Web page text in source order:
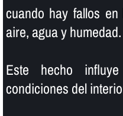
cuando hay fallos
aire, agua y humedad.
Este hecho
condiciones del